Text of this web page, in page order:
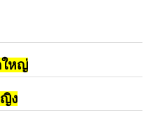
ใหญ่
ง